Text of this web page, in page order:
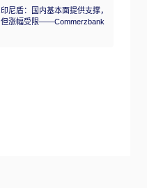
印尼盾：国内基本面提供支撑，
但涨幅受限——Commerzbank